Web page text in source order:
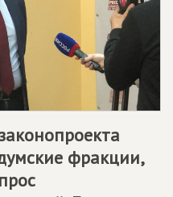
фракции,